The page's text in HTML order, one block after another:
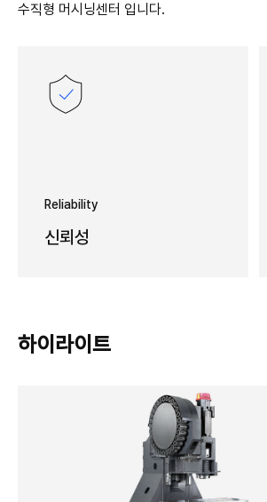
수직형 머시닝센터 입니다.
Reliability
신뢰성
하이라이트